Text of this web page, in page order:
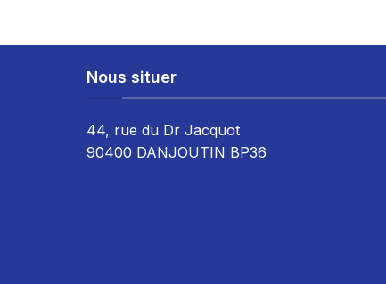
Nous situer
44, rue du Dr Jacquot
90400 DANJOUTIN BP36